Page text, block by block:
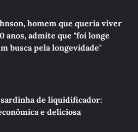
homem que queria viver
anos, admite que "foi longe
busca pela longevidade"
de liquidificador:
e deliciosa